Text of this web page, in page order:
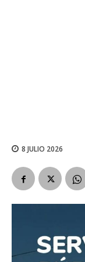
8 JULIO 2026